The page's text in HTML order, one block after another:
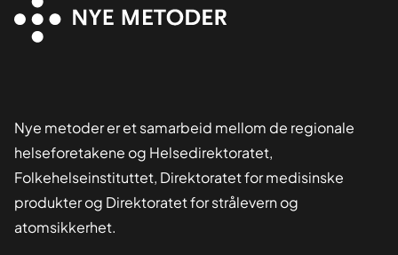
Nye metoder er et samarbeid mellom de regionale
helseforetakene og Helsedirektoratet,
Folkehelseinstituttet, Direktoratet for medisinske
produkter og Direktoratet for strålevern og
atomsikkerhet.